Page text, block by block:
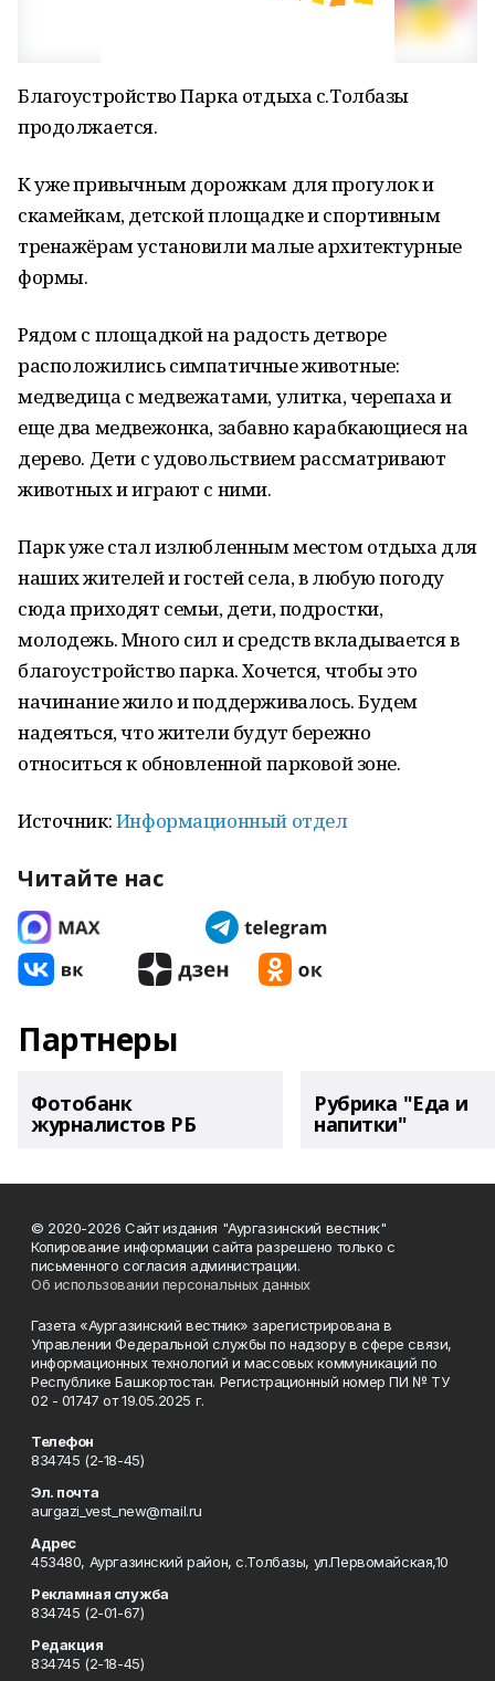
Благоустройство Парка отдыха с.Толбазы
продолжается.
К уже привычным дорожкам для прогулок и
скамейкам, детской площадке и спортивным
тренажёрам установили малые архитектурные
формы.
Рядом с площадкой на радость детворе
расположились симпатичные животные:
медведица с медвежатами, улитка, черепаха и
еще два медвежонка, забавно карабкающиеся на
дерево. Дети с удовольствием рассматривают
животных и играют с ними.
Парк уже стал излюбленным местом отдыха для
наших жителей и гостей села, в любую погоду
сюда приходят семьи, дети, подростки,
молодежь. Много сил и средств вкладывается в
благоустройство парка. Хочется, чтобы это
начинание жило и поддерживалось. Будем
надеяться, что жители будут бережно
относиться к обновленной парковой зоне.
Источник:Информационный отдел
Читайте нас
Партнеры
Фотобанк
журналистов РБ
Рубрика "Еда и
напитки"
© 2020-2026 Сайт издания "Аургазинский вестник"
Копирование информации сайта разрешено только с
письменного согласия администрации.
Об использовании персональных данных
Газета «Аургазинский вестник» зарегистрирована в
Управлении Федеральной службы по надзору в сфере связи,
информационных технологий и массовых коммуникаций по
Республике Башкортостан. Регистрационный номер ПИ № ТУ
02 - 01747 от 19.05.2025 г.
Телефон
834745 (2-18-45)
Эл. почта
aurgazi_vest_new@mail.ru
Адрес
453480, Аургазинский район, с.Толбазы, ул.Первомайская,10
Рекламная служба
834745 (2-01-67)
Редакция
834745 (2-18-45)